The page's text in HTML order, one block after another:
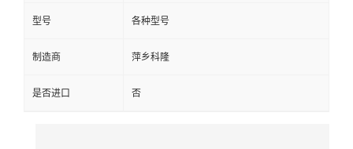
言
型号 各种型号
制造商 萍乡科隆
是否进口 否